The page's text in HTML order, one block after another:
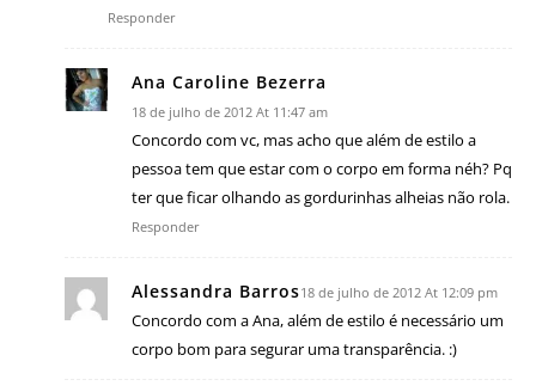
Responder
Ana Caroline Bezerra
18 de julho de 2012 At 11:47 am
Concordo com vc, mas acho que além de estilo a
pessoa tem que estar com o corpo em forma néh? Pq
ter que ficar olhando as gordurinhas alheias não rola.
Responder
Alessandra Barros18 de julho de 2012 At 12:09 pm
Concordo com a Ana, além de estilo é necessário um
corpo bom para segurar uma transparência. :)